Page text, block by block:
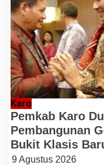
Karo
Pemkab Karo
Pembangunan
Bukit Klasis
9 Agustus 2026